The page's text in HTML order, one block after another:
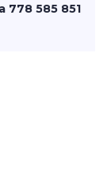
778 585 851